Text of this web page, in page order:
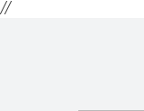
//